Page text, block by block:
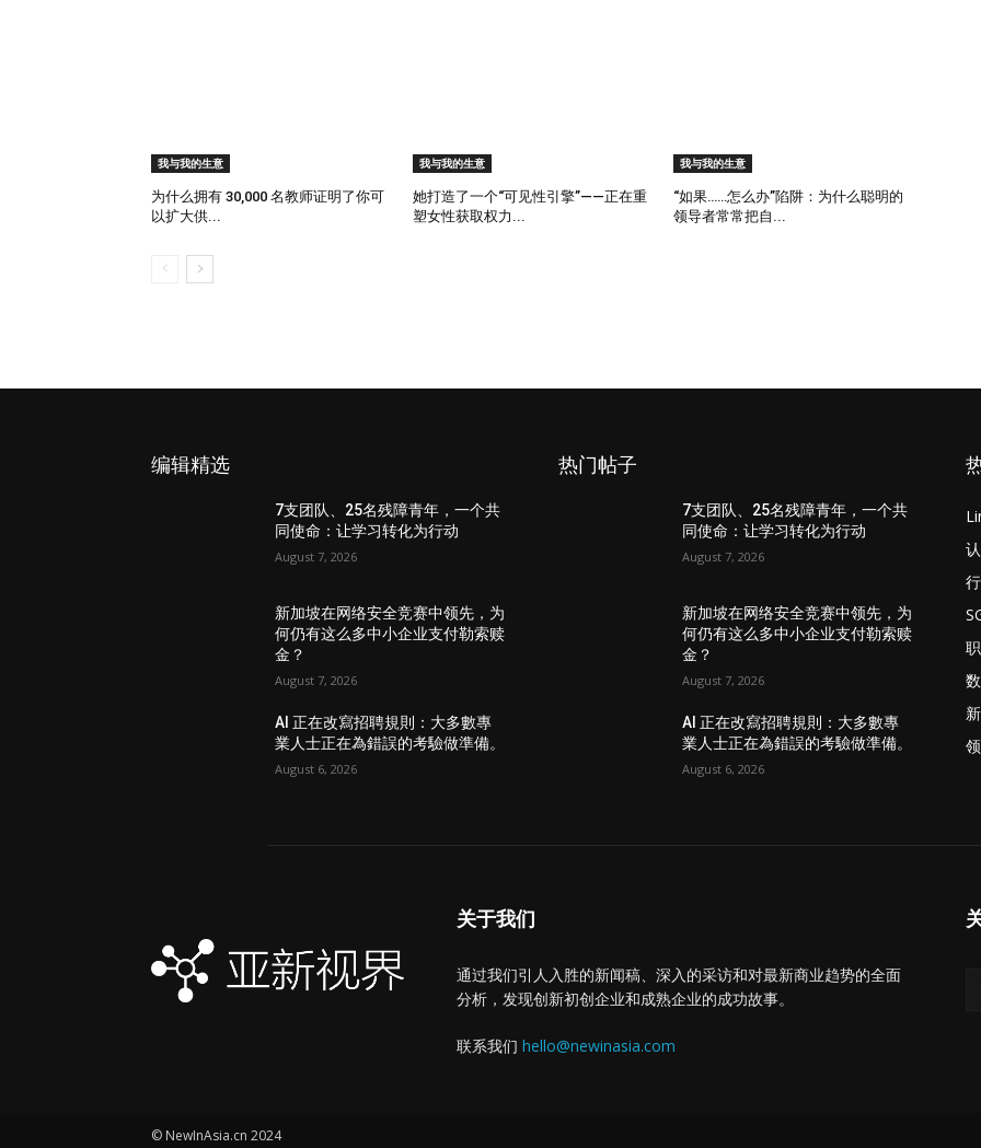
我与我的生意
为什么拥有 30,000 名教师证明了你可
以扩大供...
我与我的生意
她打造了一个“可见性引擎”——正在重
塑女性获取权力...
我与我的生意
“如果……怎么办”陷阱：为什么聪明的
领导者常常把自...
编辑精选
7支团队、25名残障青年，一个共
同使命：让学习转化为行动
August 7, 2026
新加坡在网络安全竞赛中领先，为
何仍有这么多中小企业支付勒索赎
金？
August 7, 2026
AI 正在改寫招聘規則：大多數專
業人士正在為錯誤的考驗做準備。
August 6, 2026
热门帖子
7支团队、25名残障青年，一个共
同使命：让学习转化为行动
August 7, 2026
新加坡在网络安全竞赛中领先，为
何仍有这么多中小企业支付勒索赎
金？
August 7, 2026
AI 正在改寫招聘規則：大多數專
業人士正在為錯誤的考驗做準備。
August 6, 2026
关于我们
通过我们引人入胜的新闻稿、深入的采访和对最新商业趋势的全面
分析，发现创新初创企业和成熟企业的成功故事。
联系我们 hello@newinasia.com
© NewInAsia.cn 2024